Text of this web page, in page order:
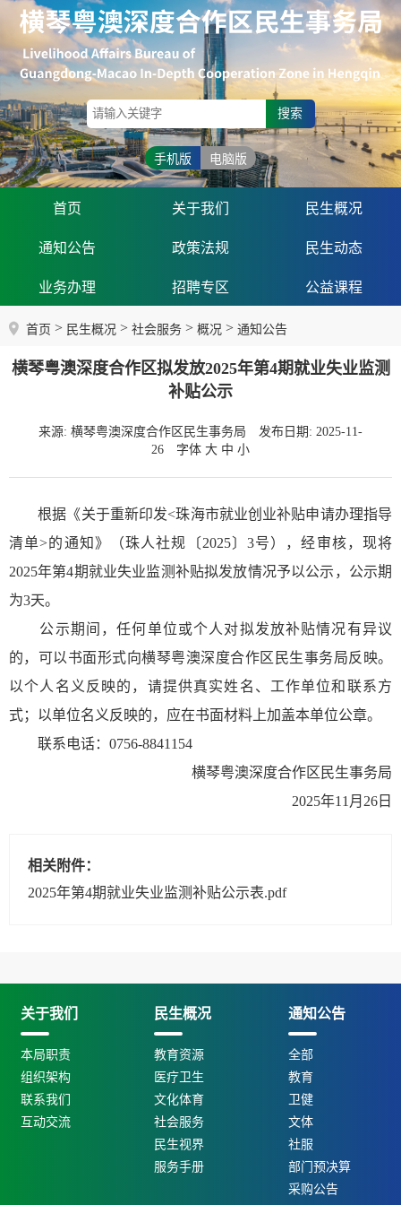
搜索
手机版 电脑版
首页 关于我们 民生概况
通知公告 政策法规 民生动态
业务办理 招聘专区 公益课程
首页 > 民生概况 > 社会服务 > 概况 > 通知公告
横琴粤澳深度合作区拟发放2025年第4期就业失业监测
补贴公示
来源: 横琴粤澳深度合作区民生事务局
发布日期: 2025-11-
26
字体 大 中 小
根据《关于重新印发<珠海市就业创业补贴申请办理指导
清单>的通知》（珠人社规〔2025〕3号），经审核，现将
2025年第4期就业失业监测补贴拟发放情况予以公示，公示期
为3天。
公示期间，任何单位或个人对拟发放补贴情况有异议
的，可以书面形式向横琴粤澳深度合作区民生事务局反映。
以个人名义反映的，请提供真实姓名、工作单位和联系方
式；以单位名义反映的，应在书面材料上加盖本单位公章。
联系电话：0756-8841154
横琴粤澳深度合作区民生事务局
2025年11月26日
相关附件：
2025年第4期就业失业监测补贴公示表.pdf
关于我们
本局职责
组织架构
联系我们
互动交流
民生概况
教育资源
医疗卫生
文化体育
社会服务
民生视界
服务手册
通知公告
全部
教育
卫健
文体
社服
部门预决算
采购公告